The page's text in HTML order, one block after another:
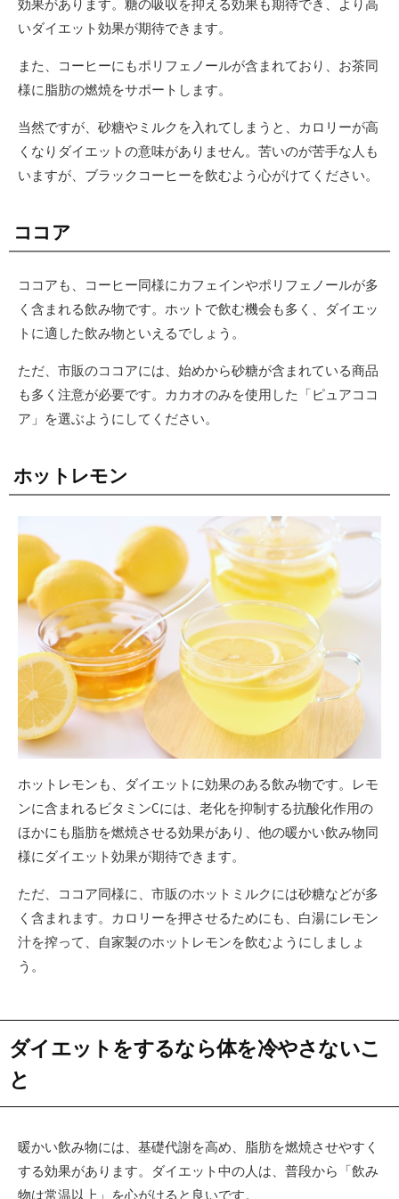
効果があります。糖の吸収を抑える効果も期待でき、より高
いダイエット効果が期待できます。
また、コーヒーにもポリフェノールが含まれており、お茶同
様に脂肪の燃焼をサポートします。
当然ですが、砂糖やミルクを入れてしまうと、カロリーが高
くなりダイエットの意味がありません。苦いのが苦手な人も
いますが、ブラックコーヒーを飲むよう心がけてください。
ココア
ココアも、コーヒー同様にカフェインやポリフェノールが多
く含まれる飲み物です。ホットで飲む機会も多く、ダイエッ
トに適した飲み物といえるでしょう。
ただ、市販のココアには、始めから砂糖が含まれている商品
も多く注意が必要です。カカオのみを使用した「ピュアココ
ア」を選ぶようにしてください。
ホットレモン
ホットレモンも、ダイエットに効果のある飲み物です。レモ
ンに含まれるビタミンCには、老化を抑制する抗酸化作用の
ほかにも脂肪を燃焼させる効果があり、他の暖かい飲み物同
様にダイエット効果が期待できます。
ただ、ココア同様に、市販のホットミルクには砂糖などが多
く含まれます。カロリーを押させるためにも、白湯にレモン
汁を搾って、自家製のホットレモンを飲むようにしましょ
う。
ダイエットをするなら体を冷やさないこ
と
暖かい飲み物には、基礎代謝を高め、脂肪を燃焼させやすく
する効果があります。ダイエット中の人は、普段から「飲み
物は常温以上」を心がけると良いです。